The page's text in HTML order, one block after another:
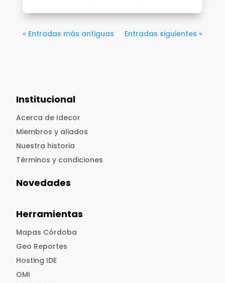
« Entradas más antiguas Entradas siguientes »
Institucional
Acerca de Idecor
Miembros y aliados
Nuestra historia
Términos y condiciones
Novedades
Herramientas
Mapas Córdoba
Geo Reportes
Hosting IDE
OMI